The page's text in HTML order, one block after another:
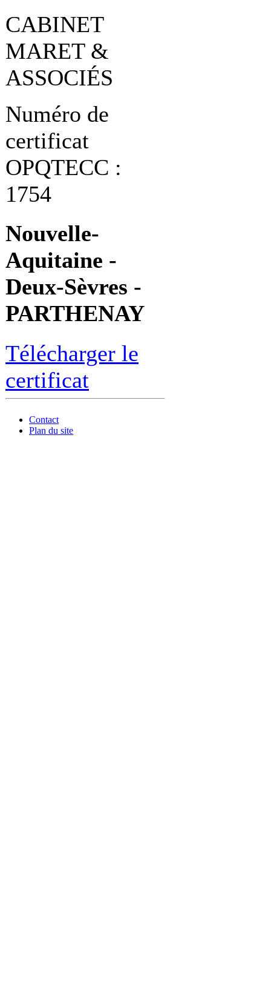
CABINET
MARET &
ASSOCIÉS
Numéro de
certificat
OPQTECC :
1754
Nouvelle-
Aquitaine -
Deux-Sèvres -
PARTHENAY
Télécharger le
certificat
Contact
Plan du site